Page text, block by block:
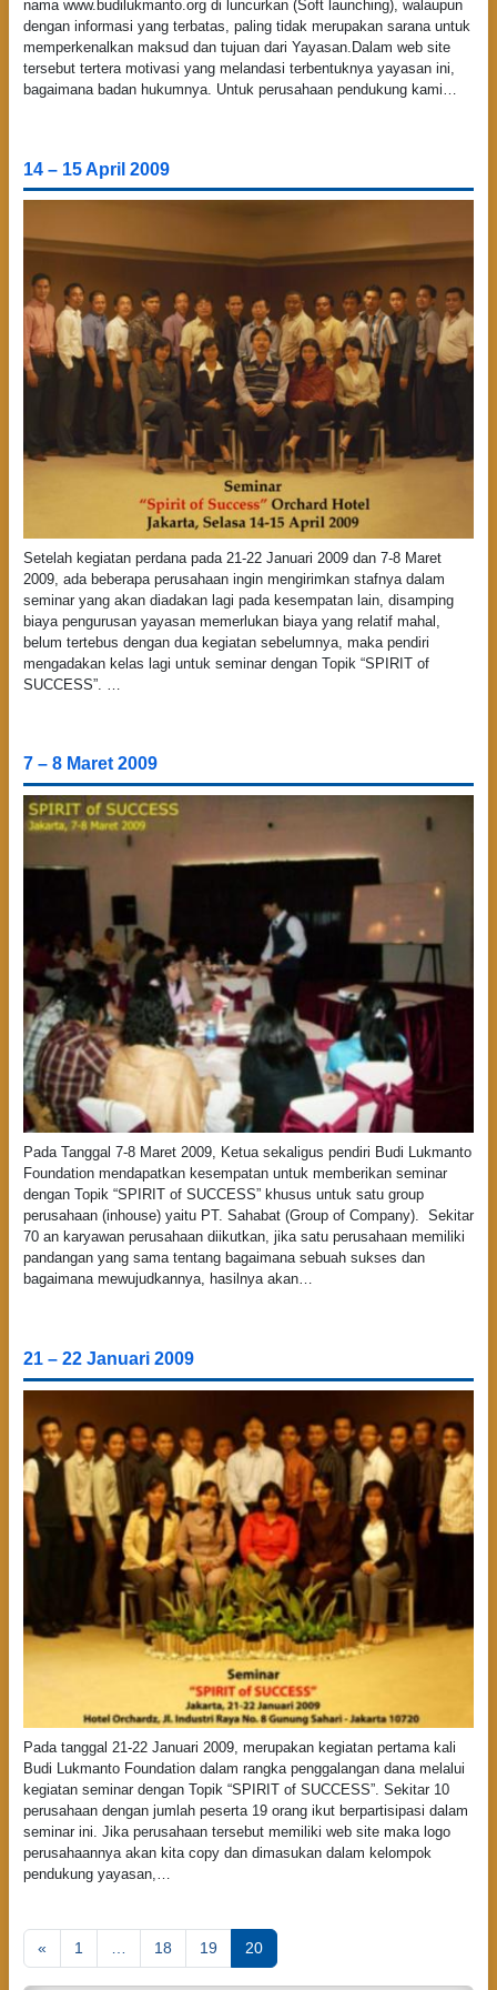
nama www.budilukmanto.org di luncurkan (Soft launching), walaupun
dengan informasi yang terbatas, paling tidak merupakan sarana untuk
memperkenalkan maksud dan tujuan dari Yayasan.Dalam web site
tersebut tertera motivasi yang melandasi terbentuknya yayasan ini,
bagaimana badan hukumnya. Untuk perusahaan pendukung kami…
14 – 15 April 2009
Setelah kegiatan perdana pada 21-22 Januari 2009 dan 7-8 Maret
2009, ada beberapa perusahaan ingin mengirimkan stafnya dalam
seminar yang akan diadakan lagi pada kesempatan lain, disamping
biaya pengurusan yayasan memerlukan biaya yang relatif mahal,
belum tertebus dengan dua kegiatan sebelumnya, maka pendiri
mengadakan kelas lagi untuk seminar dengan Topik “SPIRIT of
SUCCESS”. …
7 – 8 Maret 2009
Pada Tanggal 7-8 Maret 2009, Ketua sekaligus pendiri Budi Lukmanto
Foundation mendapatkan kesempatan untuk memberikan seminar
dengan Topik “SPIRIT of SUCCESS” khusus untuk satu group
perusahaan (inhouse) yaitu PT. Sahabat (Group of Company). Sekitar
70 an karyawan perusahaan diikutkan, jika satu perusahaan memiliki
pandangan yang sama tentang bagaimana sebuah sukses dan
bagaimana mewujudkannya, hasilnya akan…
21 – 22 Januari 2009
Pada tanggal 21-22 Januari 2009, merupakan kegiatan pertama kali
Budi Lukmanto Foundation dalam rangka penggalangan dana melalui
kegiatan seminar dengan Topik “SPIRIT of SUCCESS”. Sekitar 10
perusahaan dengan jumlah peserta 19 orang ikut berpartisipasi dalam
seminar ini. Jika perusahaan tersebut memiliki web site maka logo
perusahaannya akan kita copy dan dimasukan dalam kelompok
pendukung yayasan,…
P
o
« 1 18 19 20